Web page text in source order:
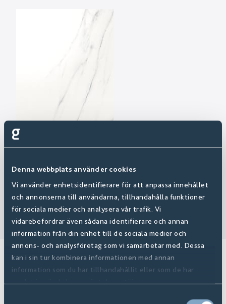
Denna webbplats använder cookies
Vi använder enhetsidentifierare för att anpassa innehållet
och annonserna till användarna, tillhandahålla funktioner
för sociala medier och analysera vår trafik. Vi
vidarebefordrar även sådana identifierare och annan
information från din enhet till de sociala medier och
annons- och analysföretag som vi samarbetar med. Dessa
kan i sin tur kombinera informationen med annan
information som du har tillhandahållit eller som de har
samlat in när du har använt deras tjänster.
Relaterade produkter